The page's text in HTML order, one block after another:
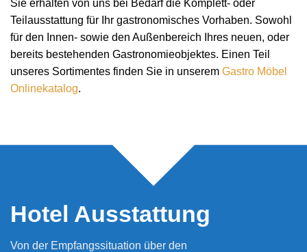
Sie erhalten von uns bei Bedarf die Komplett- oder
Teilausstattung für Ihr gastronomisches Vorhaben. Sowohl
für den Innen- sowie den Außenbereich Ihres neuen, oder
bereits bestehenden Gastronomieobjektes. Einen Teil
unseres Sortimentes finden Sie in unserem Gastro Möbel
Onlinekatalog.
Hotel Ausstattung
Von der Empfangssituation über den